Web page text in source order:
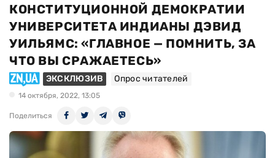
КОНСТИТУЦИОННОЙ ДЕМОКРАТИИ
УНИВЕРСИТЕТА ИНДИАНЫ ДЭВИД
УИЛЬЯМС: «ГЛАВНОЕ — ПОМНИТЬ, ЗА
ЧТО ВЫ СРАЖАЕТЕСЬ»
ЭКСКЛЮЗИВ Опрос читателей
14 октября, 2022, 13:05
Поделиться